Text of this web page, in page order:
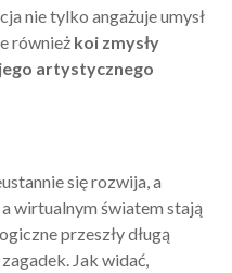
nie tylko angażuje umysł
również koi zmysły
artystycznego
się rozwija, a
wirtualnym światem stają
przeszły długą
Jak widać,